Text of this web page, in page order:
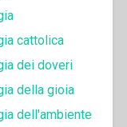
cattolica
dei doveri
della gioia
dell'ambiente